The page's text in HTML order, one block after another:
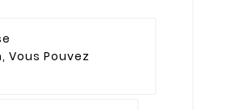
Vous Pouvez